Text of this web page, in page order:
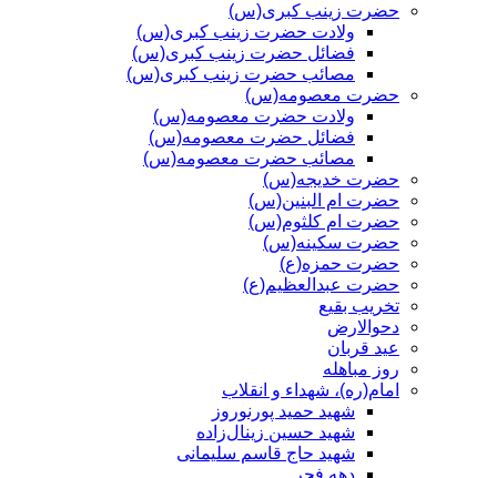
حضرت زینب کبری(س)
ولادت حضرت زینب کبری(س)
فضائل حضرت زینب کبری(س)
مصائب حضرت زینب کبری(س)
حضرت معصومه(س)
ولادت حضرت معصومه(س)
فضائل حضرت معصومه(س)
مصائب حضرت معصومه(س)
حضرت خدیجه(س)
حضرت ام البنین(س)
حضرت ام کلثوم(س)
حضرت سکینه(س)
حضرت حمزه(ع)
حضرت عبدالعظیم(ع)
تخریب بقیع
دحوالارض
عید قربان
روز مباهله
امام(ره)، شهداء و انقلاب
شهید حمید پورنوروز
شهید حسین زینال‌زاده
شهید حاج قاسم سلیمانی